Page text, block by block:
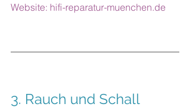
Website: hifi-reparatur-muenchen.de
3. Rauch und Schall